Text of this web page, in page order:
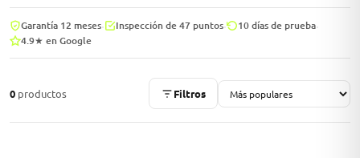
→
Garantía 12 meses Inspección de 47 puntos 10 días de prueba
4.9★ en Google
0 productos Filtros